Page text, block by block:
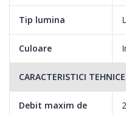
Tip lumina
Culoare
CARACTERISTICI TEHNICE
Debit maxim de